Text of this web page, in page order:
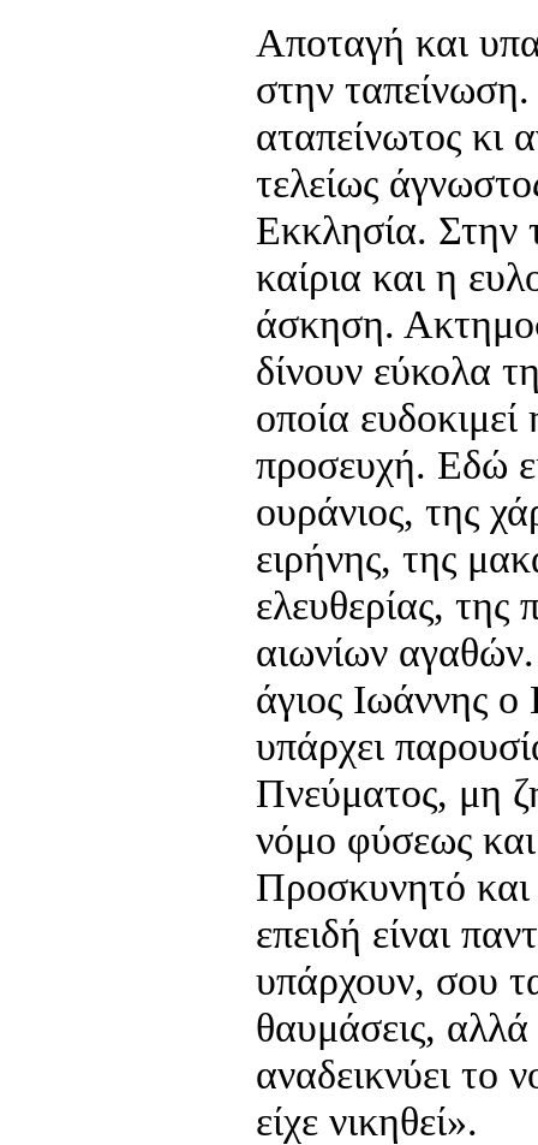
Αποταγή και
στην
αταπείνωτος κι
τελείως
Εκκλησία. Στην
καίρια και η
άσκηση.
δίνουν εύκολα
οποία
προσευχή. Εδώ
ουράνιος, της
ειρήνης, της
ελευθερίας, της
αιωνίων
άγιος Ιωάννης
υπάρχει
Πνεύματος, μη
νόμο φύσεως και
Προσκυνητό
επειδή είναι
υπάρχουν, σου
θαυμάσεις, αλλά
αναδεικνύει το
είχε νικηθεί».